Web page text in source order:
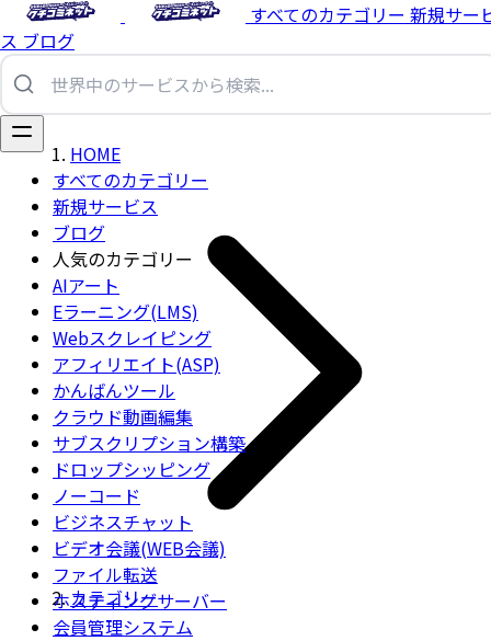
すべてのカテゴリー 新規サー
ス ブログ
すべてのカテゴリー
新規サービス
ブログ
人気のカテゴリー
AIアート
Eラーニング(LMS)
Webスクレイピング
アフィリエイト(ASP)
かんばんツール
クラウド動画編集
サブスクリプション構築
ドロップシッピング
ノーコード
ビジネスチャット
ビデオ会議(WEB会議)
ファイル転送
ホスティングサーバー
会員管理システム
HOME
カテゴリー